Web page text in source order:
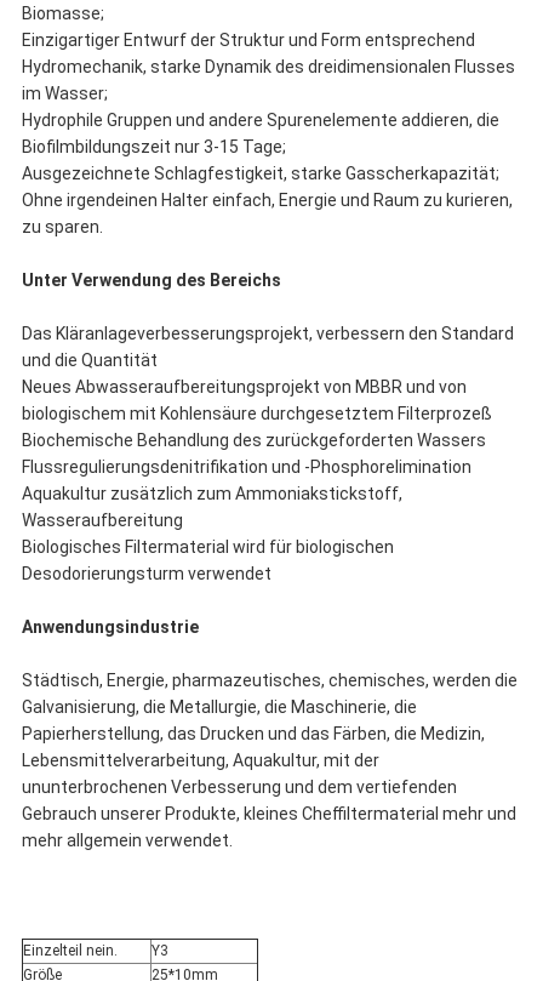
Biomasse;
Einzigartiger Entwurf der Struktur und Form entsprechend
Hydromechanik, starke Dynamik des dreidimensionalen Flusses
im Wasser;
Hydrophile Gruppen und andere Spurenelemente addieren, die
Biofilmbildungszeit nur 3-15 Tage;
Ausgezeichnete Schlagfestigkeit, starke Gasscherkapazität;
Ohne irgendeinen Halter einfach, Energie und Raum zu kurieren,
zu sparen.
Unter Verwendung des Bereichs
Das Kläranlageverbesserungsprojekt, verbessern den Standard
und die Quantität
Neues Abwasseraufbereitungsprojekt von MBBR und von
biologischem mit Kohlensäure durchgesetztem Filterprozeß
Biochemische Behandlung des zurückgeforderten Wassers
Flussregulierungsdenitrifikation und -Phosphorelimination
Aquakultur zusätzlich zum Ammoniakstickstoff,
Wasseraufbereitung
Biologisches Filtermaterial wird für biologischen
Desodorierungsturm verwendet
Anwendungsindustrie
Städtisch, Energie, pharmazeutisches, chemisches, werden die
Galvanisierung, die Metallurgie, die Maschinerie, die
Papierherstellung, das Drucken und das Färben, die Medizin,
Lebensmittelverarbeitung, Aquakultur, mit der
ununterbrochenen Verbesserung und dem vertiefenden
Gebrauch unserer Produkte, kleines Cheffiltermaterial mehr und
mehr allgemein verwendet.
Einzelteil nein.
Y3
Größe
25*10mm